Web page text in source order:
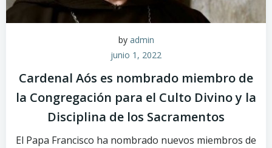
by admin
junio 1, 2022
Cardenal Aós es nombrado miembro de
la Congregación para el Culto Divino y la
Disciplina de los Sacramentos
El Papa Francisco ha nombrado nuevos miembros de